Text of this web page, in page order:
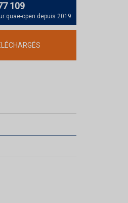
109
quae-open depuis 2019